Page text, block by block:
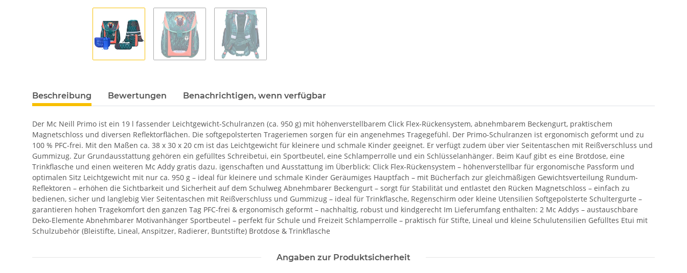
Beschreibung Bewertungen Benachrichtigen, wenn verfügbar
Der Mc Neill Primo ist ein 19 l fassender Leichtgewicht-Schulranzen (ca. 950 g) mit höhenverstellbarem Click Flex-Rückensystem, abnehmbarem Beckengurt, praktischem
Magnetschloss und diversen Reflektorflächen. Die softgepolsterten Trageriemen sorgen für ein angenehmes Tragegefühl. Der Primo-Schulranzen ist ergonomisch geformt und zu
100 % PFC-frei. Mit den Maßen ca. 38 x 30 x 20 cm ist das Leichtgewicht für kleinere und schmale Kinder geeignet. Er verfügt zudem über vier Seitentaschen mit Reißverschluss und
Gummizug. Zur Grundausstattung gehören ein gefülltes Schreibetui, ein Sportbeutel, eine Schlamperrolle und ein Schlüsselanhänger. Beim Kauf gibt es eine Brotdose, eine
Trinkflasche und einen weiteren Mc Addy gratis dazu. igenschaften und Ausstattung im Überblick: Click Flex-Rückensystem – höhenverstellbar für ergonomische Passform und
optimalen Sitz Leichtgewicht mit nur ca. 950 g – ideal für kleinere und schmale Kinder Geräumiges Hauptfach – mit Bücherfach zur gleichmäßigen Gewichtsverteilung Rundum-
Reflektoren – erhöhen die Sichtbarkeit und Sicherheit auf dem Schulweg Abnehmbarer Beckengurt – sorgt für Stabilität und entlastet den Rücken Magnetschloss – einfach zu
bedienen, sicher und langlebig Vier Seitentaschen mit Reißverschluss und Gummizug – ideal für Trinkflasche, Regenschirm oder kleine Utensilien Softgepolsterte Schultergurte –
garantieren hohen Tragekomfort den ganzen Tag PFC-frei & ergonomisch geformt – nachhaltig, robust und kindgerecht Im Lieferumfang enthalten: 2 Mc Addys – austauschbare
Deko-Elemente Abnehmbarer Motivanhänger Sportbeutel – perfekt für Schule und Freizeit Schlamperrolle – praktisch für Stifte, Lineal und kleine Schulutensilien Gefülltes Etui mit
Schulzubehör (Bleistifte, Lineal, Anspitzer, Radierer, Buntstifte) Brotdose & Trinkflasche
Angaben zur Produktsicherheit